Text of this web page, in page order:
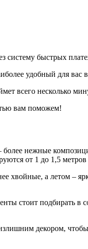
систему быстрых
удобный для вас
всего несколько
вам поможем!
нежные
от 1 до 1,5 метров
хвойные, а летом –
стоит подбирать в
декором, чтобы